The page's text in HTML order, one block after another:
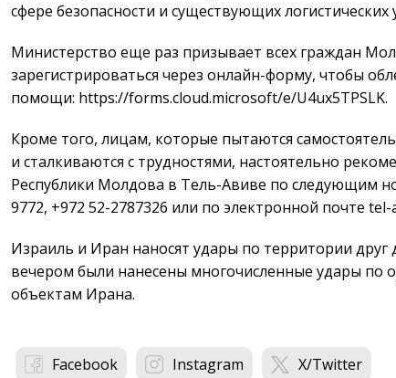
сфере безопасности и существующих логистических
Министерство еще раз призывает всех граждан
зарегистрироваться через онлайн-форму, чтобы
помощи: https://forms.cloud.microsoft/e/U4ux5TPSLK.
Кроме того, лицам, которые пытаются
и сталкиваются с трудностями, настоятельно
Республики Молдова в Тель-Авиве по следующим
9772, +972 52-2787326 или по электронной почте tel-
Израиль и Иран наносят удары по территории
вечером были нанесены многочисленные удары
объектам Ирана.
Facebook Instagram X/Twitter